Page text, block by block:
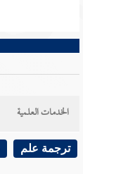
الخدمات العلمية
ترجمة علم